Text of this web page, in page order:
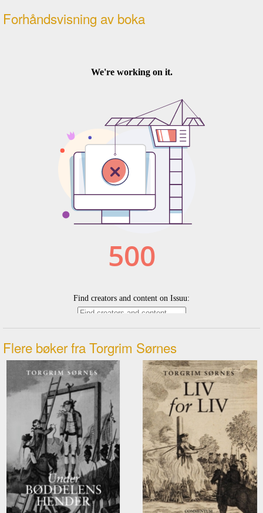
Forhåndsvisning av boka
Flere bøker fra Torgrim Sørnes